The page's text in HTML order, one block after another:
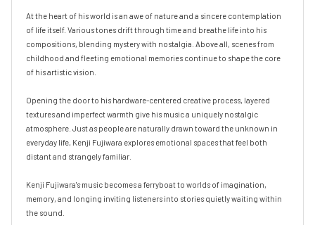
At the heart of his world is an awe of nature and a sincere contemplation
of life itself. Various tones drift through time and breathe life into his
compositions, blending mystery with nostalgia. Above all, scenes from
childhood and fleeting emotional memories continue to shape the core
of his artistic vision.
Opening the door to his hardware-centered creative process, layered
textures and imperfect warmth give his music a uniquely nostalgic
atmosphere. Just as people are naturally drawn toward the unknown in
everyday life, Kenji Fujiwara explores emotional spaces that feel both
distant and strangely familiar.
Kenji Fujiwara's music becomes a ferryboat to worlds of imagination,
memory, and longing inviting listeners into stories quietly waiting within
the sound.